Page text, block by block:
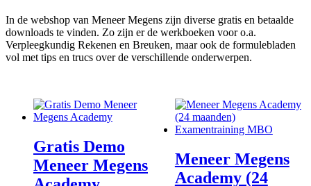
In de webshop van Meneer Megens zijn diverse gratis en betaalde
downloads te vinden. Zo zijn er de werkboeken voor o.a.
Verpleegkundig Rekenen en Breuken, maar ook de formulebladen
vol met tips en trucs over de verschillende onderwerpen.
Gratis Demo
Meneer Megens
Meneer Megens
Academy (24